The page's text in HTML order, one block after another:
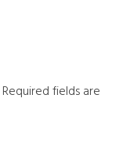
Required fields are